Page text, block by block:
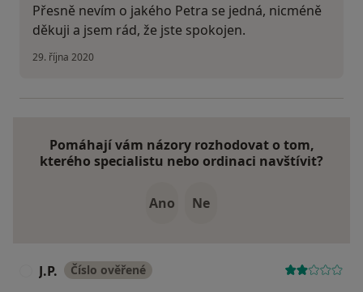
Přesně nevím o jakého Petra se jedná, nicméně
děkuji a jsem rád, že jste spokojen.
29. října 2020
Pomáhají vám názory rozhodovat o tom,
kterého specialistu nebo ordinaci navštívit?
Ano Ne
J.P. Číslo ověřené